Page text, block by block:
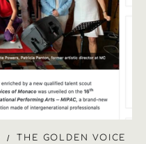
THE GOLDEN VOICE